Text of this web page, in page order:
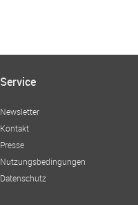
Service
Newsletter
Kontakt
Presse
Nutzungsbedingungen
Datenschutz